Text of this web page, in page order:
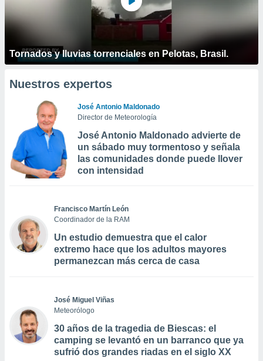
Tornados y lluvias torrenciales en Pelotas, Brasil.
Nuestros expertos
José Antonio Maldonado
Director de Meteorología
José Antonio Maldonado advierte de
un sábado muy tormentoso y señala
las comunidades donde puede llover
con intensidad
Francisco Martín León
Coordinador de la RAM
Un estudio demuestra que el calor
extremo hace que los adultos mayores
permanezcan más cerca de casa
José Miguel Viñas
Meteorólogo
30 años de la tragedia de Biescas: el
camping se levantó en un barranco que ya
sufrió dos grandes riadas en el siglo XX